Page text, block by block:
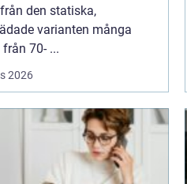
den statiska,
varianten många
70- ...
2026